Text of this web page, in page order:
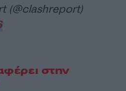
(@clashreport)
στην